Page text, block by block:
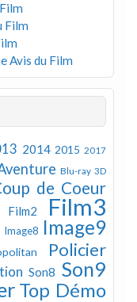
Film
Avis du Film
2014 2015 2017
Blu-ray 3D
de Coeur
Film2 Film3
Image8 Image9
Policier
Son8 Son9
Top Démo